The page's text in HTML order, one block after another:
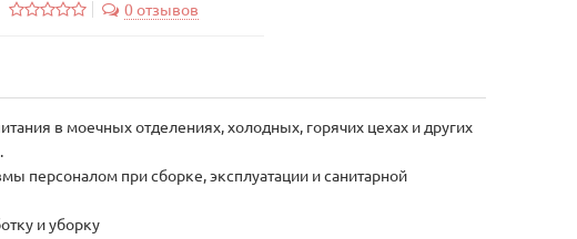
0 отзывов
в моечных отделениях, холодных, горячих цехах и других
персоналом при сборке, эксплуатации и санитарной
и уборку